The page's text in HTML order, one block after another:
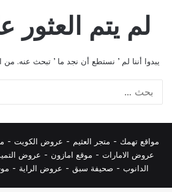
لم يتم العثور
يبدوا أننا لم ’ نستطع أن نجد ما ’ تبحث عنه.
مواقع تهمك - متجر العثيم - عروض الكويت -
عروض الامارات - موقع امازون - عروض
الدانوب - صحيفة سبق - عروض الراية -